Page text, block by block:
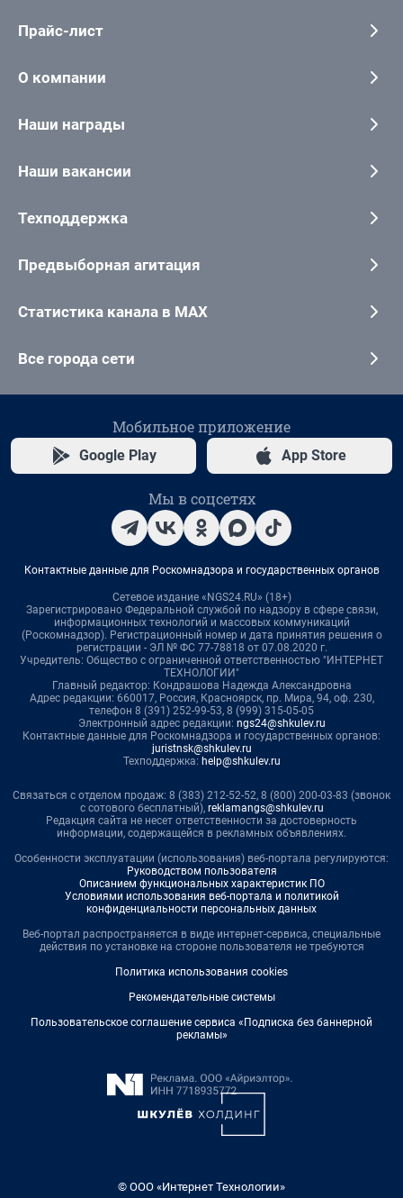
Прайс-лист
О компании
Наши награды
Наши вакансии
Техподдержка
Предвыборная агитация
Статистика канала в MAX
Все города сети
Мобильное приложение
Google Play App Store
Мы в соцсетях
Контактные данные для Роскомнадзора и государственных органов
Сетевое издание «NGS24.RU» (18+)
Зарегистрировано Федеральной службой по надзору в сфере связи,
информационных технологий и массовых коммуникаций
(Роскомнадзор). Регистрационный номер и дата принятия решения о
регистрации - ЭЛ № ФС 77-78818 от 07.08.2020 г.
Учредитель: Общество с ограниченной ответственностью "ИНТЕРНЕТ
ТЕХНОЛОГИИ"
Главный редактор: Кондрашова Надежда Александровна
Адрес редакции: 660017, Россия, Красноярск, пр. Мира, 94, оф. 230,
телефон 8 (391) 252-99-53, 8 (999) 315-05-05
Электронный адрес редакции: ngs24@shkulev.ru
Контактные данные для Роскомнадзора и государственных органов:
juristnsk@shkulev.ru
Техподдержка: help@shkulev.ru
Связаться с отделом продаж: 8 (383) 212-52-52, 8 (800) 200-03-83 (звонок
с сотового бесплатный), reklamangs@shkulev.ru
Редакция сайта не несет ответственности за достоверность
информации, содержащейся в рекламных объявлениях.
Особенности эксплуатации (использования) веб-портала регулируются:
Руководством пользователя
Описанием функциональных характеристик ПО
Условиями использования веб-портала и политикой
конфиденциальности персональных данных
Веб-портал распространяется в виде интернет-сервиса, специальные
действия по установке на стороне пользователя не требуются
Политика использования cookies
Рекомендательные системы
Пользовательское соглашение сервиса «Подписка без баннерной
рекламы»
© ООО «Интернет Технологии»